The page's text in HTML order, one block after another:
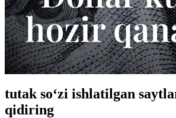
tutak so‘zi ishlatilgan
qidiring